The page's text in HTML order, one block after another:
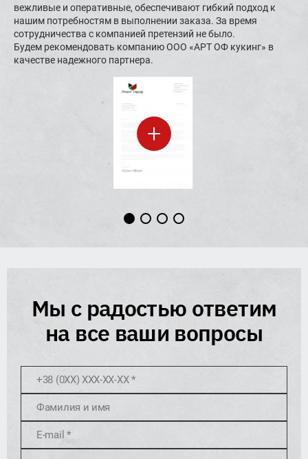
вежливые и оперативные, обеспечивают гибкий подход к
нашим потребностям в выполнении заказа. За время
сотрудничества с компанией претензий не было.
Будем рекомендовать компанию ООО «АРТ ОФ кукинг» в
качестве надежного партнера.
+
«АРТ ОФ кукинг» еще долго. Это наш надежный и солидный
партнер.
планируем ее продолжать.
Ваша качество - ваше преимущество на рынке!
все замечания;
6. ООО «АРТ ОФ кукинг» ТМ «Meal Time» включены нами в
перечень наших признанных поставщиков, и надеемся на
дальнейшее сотрудничество.
+
Мы с радостью ответим
на все ваши вопросы
+38 (0XX) XXX-XX-XX *
Фамилия и имя
E-mail *